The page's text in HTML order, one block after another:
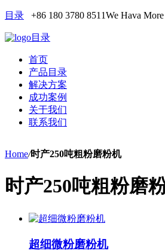
目录 +86 180 3780 8511We Hava
目录
首页
产品目录
解决方案
成功案例
关于我们
联系我们
Home/时产250吨粗粉磨粉机
时产250吨粗粉磨
超细微粉磨粉机